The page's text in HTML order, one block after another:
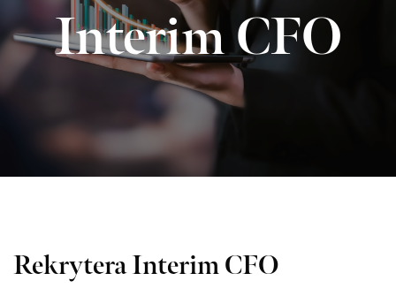
Interim CFO
Rekrytera Interim CFO